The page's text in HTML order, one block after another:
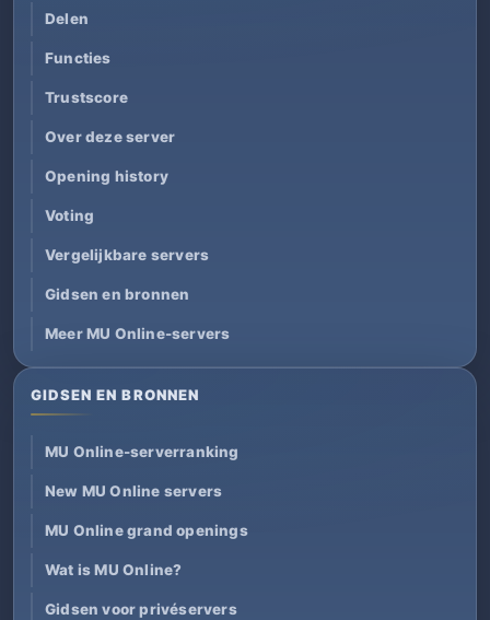
Delen
Functies
Trustscore
Over deze server
Opening history
Voting
Vergelijkbare servers
Gidsen en bronnen
Meer MU Online-servers
GIDSEN EN BRONNEN
MU Online-serverranking
New MU Online servers
MU Online grand openings
Wat is MU Online?
Gidsen voor privéservers